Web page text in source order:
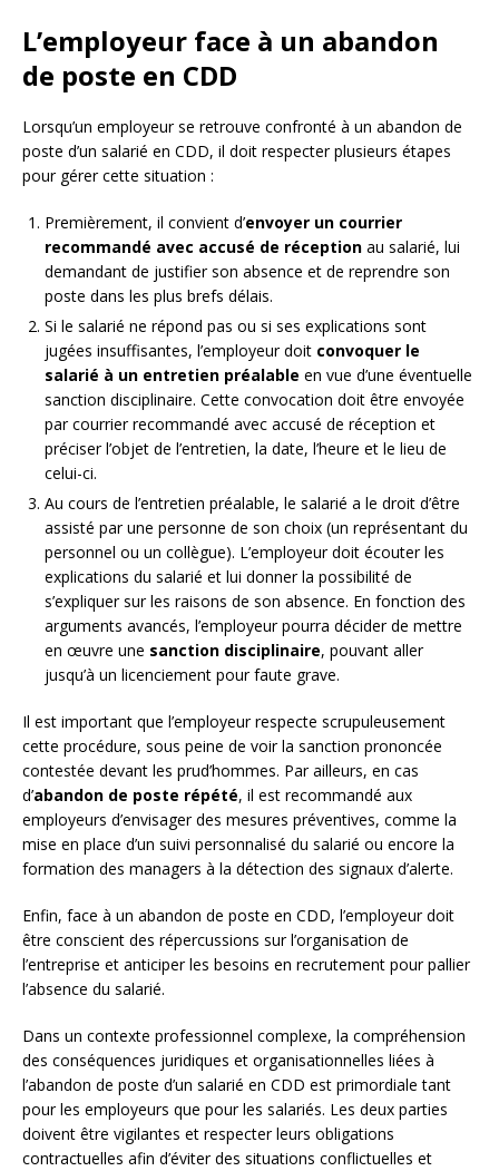
L’employeur face à un abandon
de poste en CDD
Lorsqu’un employeur se retrouve confronté à un abandon de
poste d’un salarié en CDD, il doit respecter plusieurs étapes
pour gérer cette situation :
Premièrement, il convient d’envoyer un courrier
recommandé avec accusé de réception au salarié, lui
demandant de justifier son absence et de reprendre son
poste dans les plus brefs délais.
Si le salarié ne répond pas ou si ses explications sont
jugées insuffisantes, l’employeur doit convoquer le
salarié à un entretien préalable en vue d’une éventuelle
sanction disciplinaire. Cette convocation doit être envoyée
par courrier recommandé avec accusé de réception et
préciser l’objet de l’entretien, la date, l’heure et le lieu de
celui-ci.
Au cours de l’entretien préalable, le salarié a le droit d’être
assisté par une personne de son choix (un représentant du
personnel ou un collègue). L’employeur doit écouter les
explications du salarié et lui donner la possibilité de
s’expliquer sur les raisons de son absence. En fonction des
arguments avancés, l’employeur pourra décider de mettre
en œuvre une sanction disciplinaire, pouvant aller
jusqu’à un licenciement pour faute grave.
Il est important que l’employeur respecte scrupuleusement
cette procédure, sous peine de voir la sanction prononcée
contestée devant les prud’hommes. Par ailleurs, en cas
d’abandon de poste répété, il est recommandé aux
employeurs d’envisager des mesures préventives, comme la
mise en place d’un suivi personnalisé du salarié ou encore la
formation des managers à la détection des signaux d’alerte.
Enfin, face à un abandon de poste en CDD, l’employeur doit
être conscient des répercussions sur l’organisation de
l’entreprise et anticiper les besoins en recrutement pour pallier
l’absence du salarié.
Dans un contexte professionnel complexe, la compréhension
des conséquences juridiques et organisationnelles liées à
l’abandon de poste d’un salarié en CDD est primordiale tant
pour les employeurs que pour les salariés. Les deux parties
doivent être vigilantes et respecter leurs obligations
contractuelles afin d’éviter des situations conflictuelles et